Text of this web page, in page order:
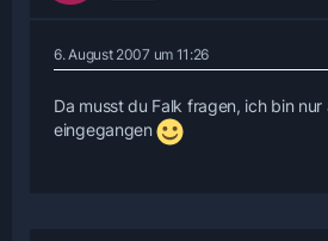
6. August 2007 um 11:26
Da musst du Falk fragen, ich bin
eingegangen